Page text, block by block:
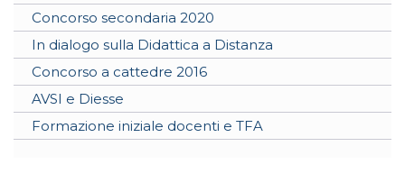
Concorso secondaria 2020
In dialogo sulla Didattica a Distanza
Concorso a cattedre 2016
AVSI e Diesse
Formazione iniziale docenti e TFA